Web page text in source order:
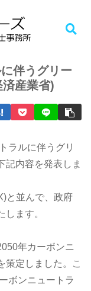
伴うグリー
産業省)
ラルに伴うグリ
記内容を発表しま
と並んで、政府
ます。
年カーボンニ
策定しました。こ
ボンニュートラ